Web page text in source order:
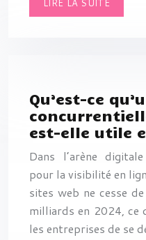
LIRE LA SUITE
Qu’est-ce
est-elle utile
Dans l’arène
pour la visibilité en
sites web ne cesse
milliards en 2024,
les entreprises de se